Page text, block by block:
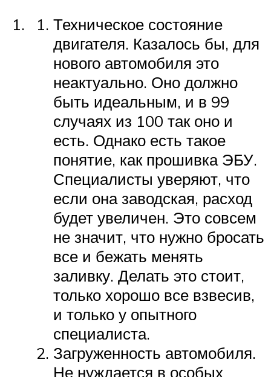
Техническое состояние
двигателя. Казалось бы, для
нового автомобиля это
неактуально. Оно должно
быть идеальным, и в 99
случаях из 100 так оно и
есть. Однако есть такое
понятие, как прошивка ЭБУ.
Специалисты уверяют, что
если она заводская, расход
будет увеличен. Это совсем
не значит, что нужно бросать
все и бежать менять
заливку. Делать это стоит,
только хорошо все взвесив,
и только у опытного
специалиста.
Загруженность автомобиля.
Не нуждается в особых